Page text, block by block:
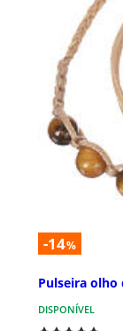
-14%
Pulseira olho
DISPONÍVEL